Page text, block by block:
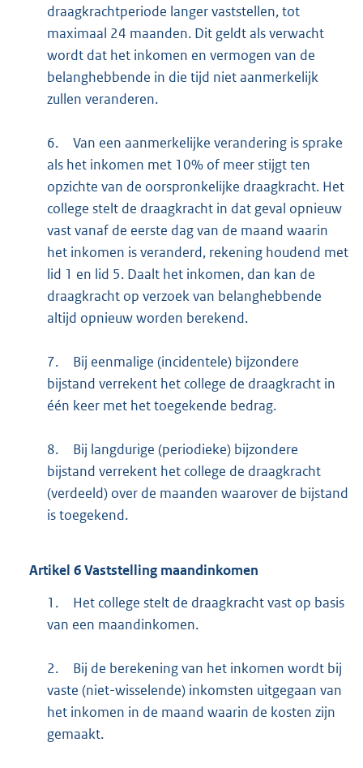
draagkrachtperiode langer vaststellen, tot
maximaal 24 maanden. Dit geldt als verwacht
wordt dat het inkomen en vermogen van de
belanghebbende in die tijd niet aanmerkelijk
zullen veranderen.
6.
Van een aanmerkelijke verandering is sprake
als het inkomen met 10% of meer stijgt ten
opzichte van de oorspronkelijke draagkracht. Het
college stelt de draagkracht in dat geval opnieuw
vast vanaf de eerste dag van de maand waarin
het inkomen is veranderd, rekening houdend met
lid 1 en lid 5. Daalt het inkomen, dan kan de
draagkracht op verzoek van belanghebbende
altijd opnieuw worden berekend.
7.
Bij eenmalige (incidentele) bijzondere
bijstand verrekent het college de draagkracht in
één keer met het toegekende bedrag.
8.
Bij langdurige (periodieke) bijzondere
bijstand verrekent het college de draagkracht
(verdeeld) over de maanden waarover de bijstand
is toegekend.
Artikel 6Vaststelling maandinkomen
1.
Het college stelt de draagkracht vast op basis
van een maandinkomen.
2.
Bij de berekening van het inkomen wordt bij
vaste (niet-wisselende) inkomsten uitgegaan van
het inkomen in de maand waarin de kosten zijn
gemaakt.